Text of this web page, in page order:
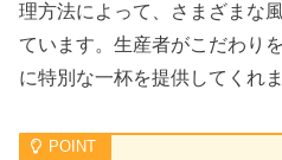
理方法によって、さまざまな
ています。生産者がこだわり
に特別な一杯を提供してくれま